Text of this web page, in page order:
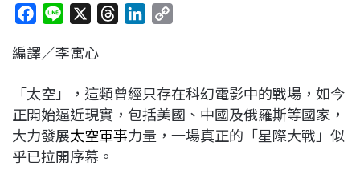
c
b
o
o
k
n
a
d
s
e
d
I
L
i
n
編譯／李寓心
「太空」，這類曾經只存在科幻電影中的戰場，如今
正開始逼近現實，包括美國、中國及俄羅斯等國家，
大力發展太空軍事力量，一場真正的「星際大戰」似
乎已拉開序幕。